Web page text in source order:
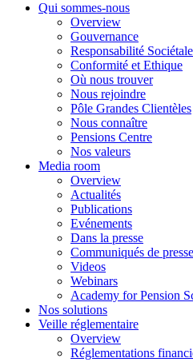
Qui sommes-nous
Overview
Gouvernance
Responsabilité
Conformité et Ethique
Où nous trouver
Nous rejoindre
Pôle Grandes Clientèles
Nous connaître
Pensions Centre
Nos valeurs
Media room
Overview
Actualités
Publications
Evénements
Dans la presse
Communiqués de presse
Videos
Webinars
Academy for Pension
Nos solutions
Veille réglementaire
Overview
Réglementations